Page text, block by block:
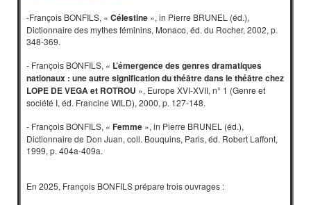
-François BONFILS, « Célestine », in Pierre BRUNEL (éd.),
Dictionnaire des mythes féminins, Monaco, éd. du Rocher, 2002, p.
348-369.
- François BONFILS, « L’émergence des genres dramatiques
nationaux : une autre signification du théâtre dans le théâtre chez
LOPE DE VEGA et ROTROU », Europe XVI-XVII, n° 1 (Genre et
société I, éd. Francine WILD), 2000, p. 127-148.
- François BONFILS, « Femme », in Pierre BRUNEL (éd.),
Dictionnaire de Don Juan, coll. Bouquins, Paris, éd. Robert Laffont,
1999, p. 404a-409a.
En 2025, François BONFILS prépare trois ouvrages :